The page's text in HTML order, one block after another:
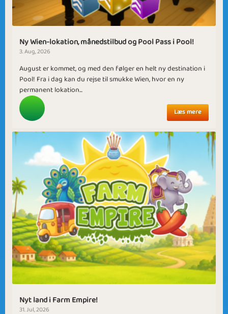
Ny Wien-lokation, månedstilbud og Pool Pass i Pool!
3. Aug, 2026
August er kommet, og med den følger en helt ny destination i
Pool! Fra i dag kan du rejse til smukke Wien, hvor en ny
permanent lokation...
Læs mere
Nyt land i Farm Empire!
31. Jul, 2026